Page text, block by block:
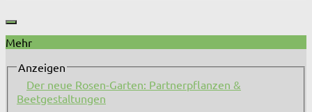
Mehr
Anzeigen
Der neue Rosen-Garten: Partnerpflanzen &
Beetgestaltungen